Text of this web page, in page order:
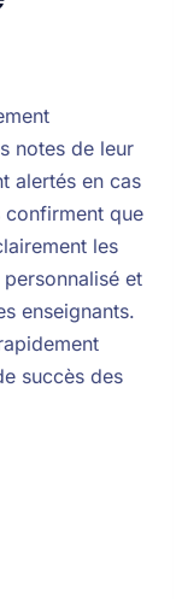
notes de leur
alertés en cas
confirment que
les
et
enseignants.
succès des